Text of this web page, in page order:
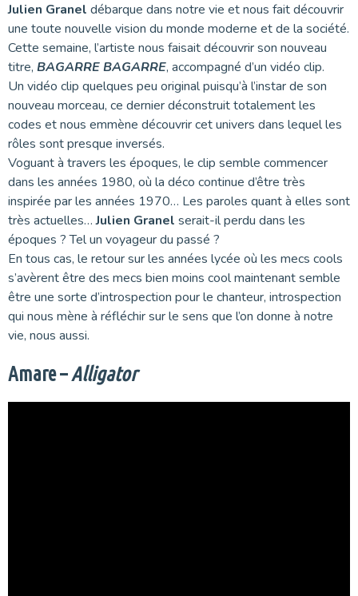
Julien Granel débarque dans notre vie et nous fait découvrir
une toute nouvelle vision du monde moderne et de la société.
Cette semaine, l’artiste nous faisait découvrir son nouveau
titre, BAGARRE BAGARRE, accompagné d’un vidéo clip.
Un vidéo clip quelques peu original puisqu’à l’instar de son
nouveau morceau, ce dernier déconstruit totalement les
codes et nous emmène découvrir cet univers dans lequel les
rôles sont presque inversés.
Voguant à travers les époques, le clip semble commencer
dans les années 1980, où la déco continue d’être très
inspirée par les années 1970… Les paroles quant à elles sont
très actuelles…Julien Granel serait-il perdu dans les
époques ? Tel un voyageur du passé ?
En tous cas, le retour sur les années lycée où les mecs cools
s’avèrent être des mecs bien moins cool maintenant semble
être une sorte d’introspection pour le chanteur, introspection
qui nous mène à réfléchir sur le sens que l’on donne à notre
vie, nous aussi.
Amare –Alligator